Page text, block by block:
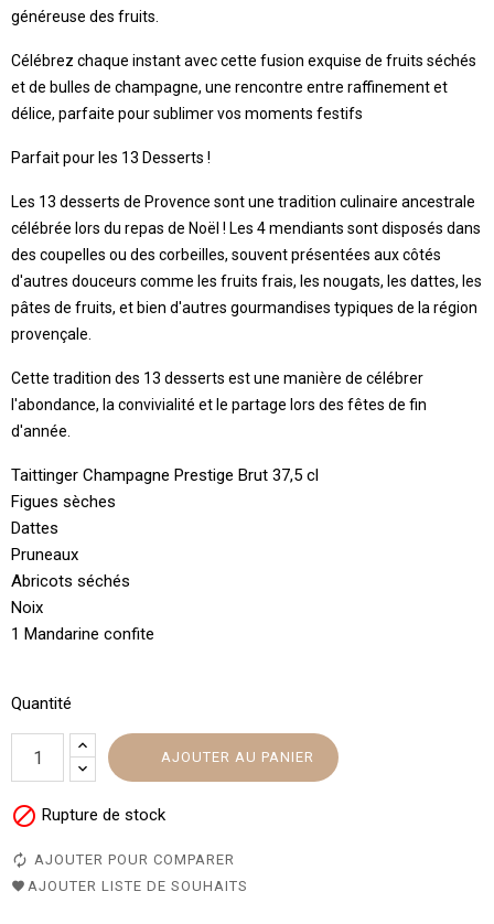
généreuse des fruits.
Célébrez chaque instant avec cette fusion exquise de fruits séchés
et de bulles de champagne, une rencontre entre raffinement et
délice, parfaite pour sublimer vos moments festifs
Parfait pour les 13 Desserts !
Les 13 desserts de Provence sont une tradition culinaire ancestrale
célébrée lors du repas de Noël ! Les 4 mendiants sont disposés dans
des coupelles ou des corbeilles, souvent présentées aux côtés
d'autres douceurs comme les fruits frais, les nougats, les dattes, les
pâtes de fruits, et bien d'autres gourmandises typiques de la région
provençale.
Cette tradition des 13 desserts est une manière de célébrer
l'abondance, la convivialité et le partage lors des fêtes de fin
d'année.
Taittinger Champagne Prestige Brut 37,5 cl
Figues sèches
Dattes
Pruneaux
Abricots séchés
Noix
1 Mandarine confite
Quantité
AJOUTER AU PANIER
 Rupture de stock
AJOUTER POUR COMPARER
AJOUTER LISTE DE SOUHAITS